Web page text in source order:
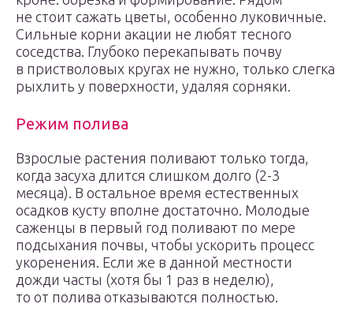
не стоит сажать цветы, особенно луковичные.
Сильные корни акации не любят тесного
соседства. Глубоко перекапывать почву
в пристволовых кругах не нужно, только слегка
рыхлить у поверхности, удаляя сорняки.
Режим полива
Взрослые растения поливают только тогда,
когда засуха длится слишком долго (2-3
месяца). В остальное время естественных
осадков кусту вполне достаточно. Молодые
саженцы в первый год поливают по мере
подсыхания почвы, чтобы ускорить процесс
укоренения. Если же в данной местности
дожди часты (хотя бы 1 раз в неделю),
то от полива отказываются полностью.